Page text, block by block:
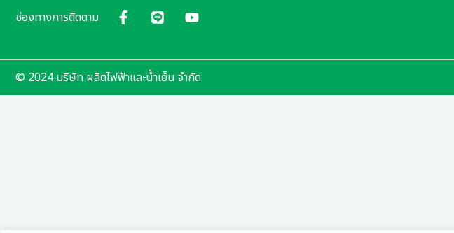
ช่องทางการติดตาม
© 2024 บริษัท ผลิตไฟฟ้าและน้ำเย็น จำกัด